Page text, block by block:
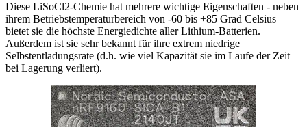
Diese LiSoCl2-Chemie hat mehrere wichtige Eigenschaften - neben
ihrem Betriebstemperaturbereich von -60 bis +85 Grad Celsius
bietet sie die höchste Energiedichte aller Lithium-Batterien.
Außerdem ist sie sehr bekannt für ihre extrem niedrige
Selbstentladungsrate (d.h. wie viel Kapazität sie im Laufe der Zeit
bei Lagerung verliert).